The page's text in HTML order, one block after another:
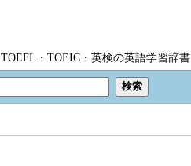
TOEFL・TOEIC・英検の英語学習辞書